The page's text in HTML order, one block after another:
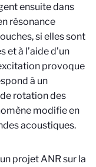
ensuite dans
résonance
si elles sont
à l’aide d’un
provoque
à un
rotation des
modifie en
acoustiques.
projet ANR sur la